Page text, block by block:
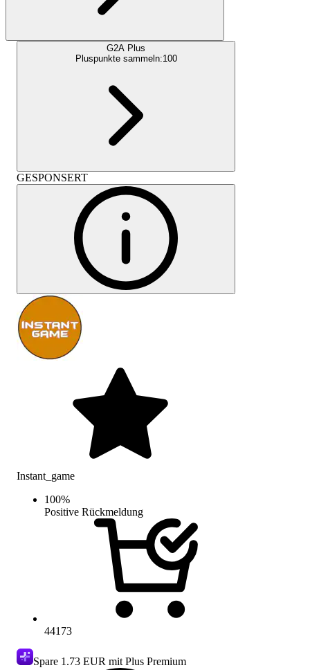
G2A Plus
Pluspunkte sammeln:100
GESPONSERT
Instant_game
100%
Positive Rückmeldung
44173
Spare 1.73 EUR mit Plus Premium